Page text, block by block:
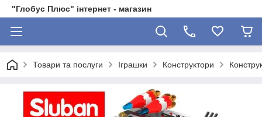
"Глобус Плюс" інтернет - магазин
Товари та послуги Іграшки Конструктори